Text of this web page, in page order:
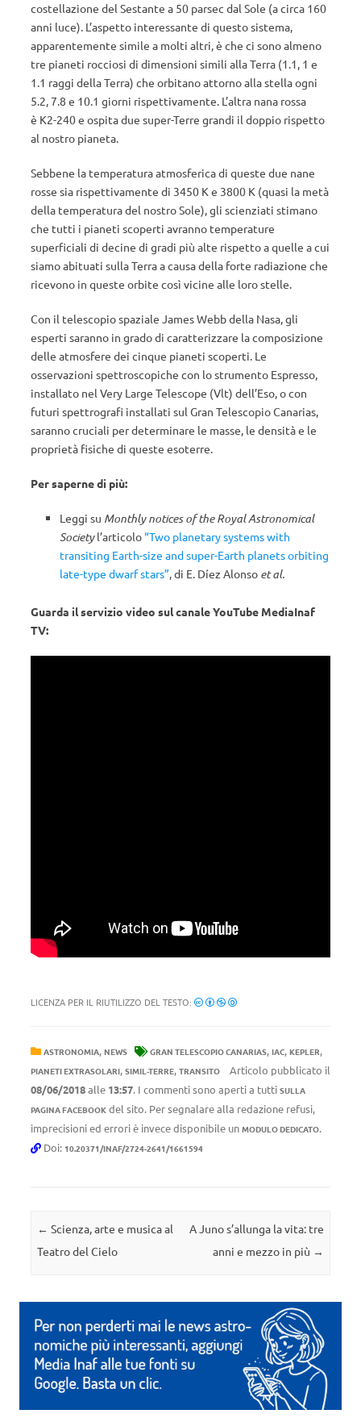
costellazione del Sestante a 50 parsec dal Sole (a circa 160
anni luce). L’aspetto interessante di questo sistema,
apparentemente simile a molti altri, è che ci sono almeno
tre pianeti rocciosi di dimensioni simili alla Terra (1.1, 1 e
1.1 raggi della Terra) che orbitano attorno alla stella ogni
5.2, 7.8 e 10.1 giorni rispettivamente. L’altra nana rossa
è K2-240 e ospita due super-Terre grandi il doppio rispetto
al nostro pianeta.
Sebbene la temperatura atmosferica di queste due nane
rosse sia rispettivamente di 3450 K e 3800 K (quasi la metà
della temperatura del nostro Sole), gli scienziati stimano
che tutti i pianeti scoperti avranno temperature
superficiali di decine di gradi più alte rispetto a quelle a cui
siamo abituati sulla Terra a causa della forte radiazione che
ricevono in queste orbite così vicine alle loro stelle.
Con il telescopio spaziale James Webb della Nasa, gli
esperti saranno in grado di caratterizzare la composizione
delle atmosfere dei cinque pianeti scoperti. Le
osservazioni spettroscopiche con lo strumento Espresso,
installato nel Very Large Telescope (Vlt) dell’Eso, o con
futuri spettrografi installati sul Gran Telescopio Canarias,
saranno cruciali per determinare le masse, le densità e le
proprietà fisiche di queste esoterre.
Per saperne di più:
Leggi su Monthly notices of the Royal Astronomical
Societyl’articolo“Two planetary systems with
transiting Earth-size and super-Earth planets orbiting
late-type dwarf stars”, di E. Díez Alonso et al.
Guarda il servizio video sul canale YouTube MediaInaf
TV:
LICENZA PER IL RIUTILIZZO DEL TESTO:
ASTRONOMIA, NEWS GRAN TELESCOPIO CANARIAS, IAC, KEPLER,
PIANETI EXTRASOLARI, SIMIL-TERRE, TRANSITO
Articolo pubblicato il
08/06/2018alle 13:57. I commenti sono aperti a tutti SULLA
PAGINA FACEBOOK del sito. Per segnalare alla redazione refusi,
imprecisioni ed errori è invece disponibile un MODULO DEDICATO.
Doi: 10.20371/INAF/2724-2641/1661594
Navigazione articolo
← Scienza, arte e musica al
Teatro del Cielo
A Juno s’allunga la vita: tre
anni e mezzo in più →